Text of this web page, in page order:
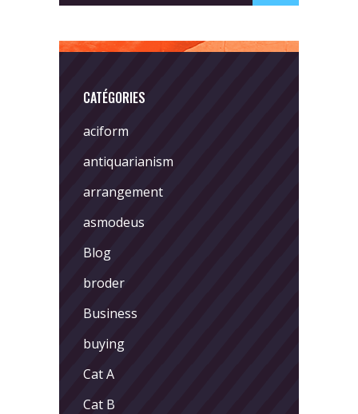
CATÉGORIES
aciform
antiquarianism
arrangement
asmodeus
Blog
broder
Business
buying
Cat A
Cat B